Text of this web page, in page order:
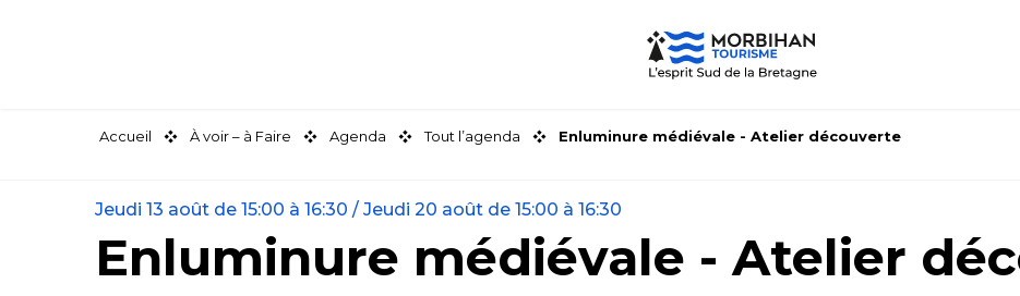
Accueil À voir – à Faire Agenda Tout l’agenda Enluminure médiévale - Atelier découverte
Jeudi 13 août de 15:00 à 16:30 / Jeudi 20 août de 15:00 à 16:30
Enluminure médiévale - Atelier